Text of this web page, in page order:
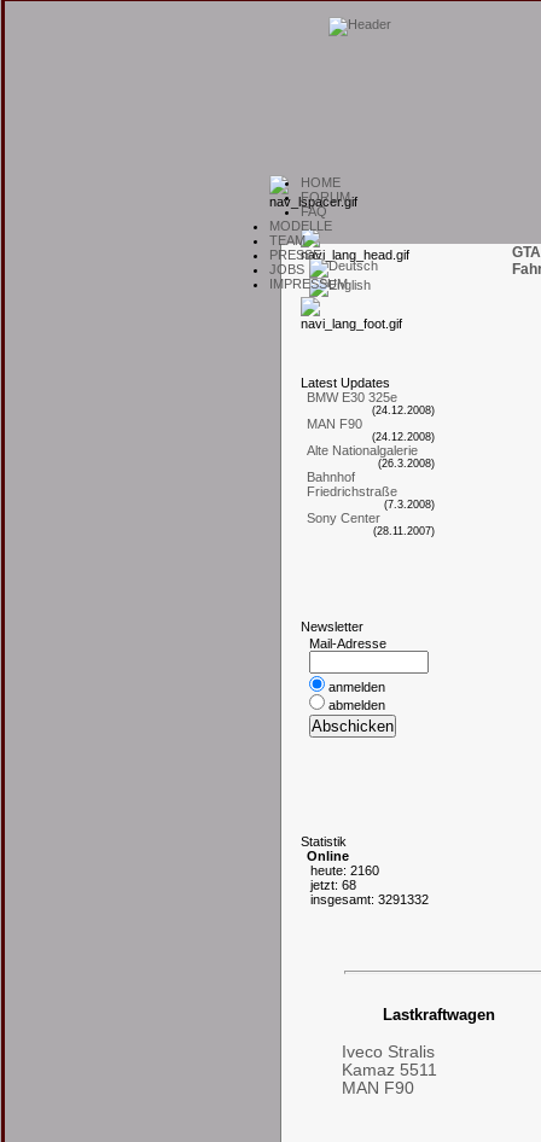
HOME
FORUM
FAQ
MODELLE
TEAM
PRESSE
JOBS
IMPRESSUM
L atest Updates
BMW E30 325e
(24.12.2008)
MAN F90
(24.12.2008)
Alte Nationalgalerie
(26.3.2008)
Bahnhof
Friedrichstraße
(7.3.2008)
Sony Center
(28.11.2007)
Newsletter
Mail-Adresse
anmelden
abmelden
Statistik
Online
heute: 2160
jetzt: 68
insgesamt: 3291332
Lastkraftwagen
Iveco Stralis
Kamaz 5511
MAN F90